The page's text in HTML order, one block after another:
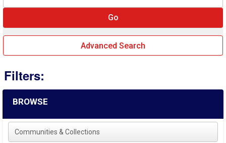
Advanced Search
Filters:
BROWSE
Communities & Collections